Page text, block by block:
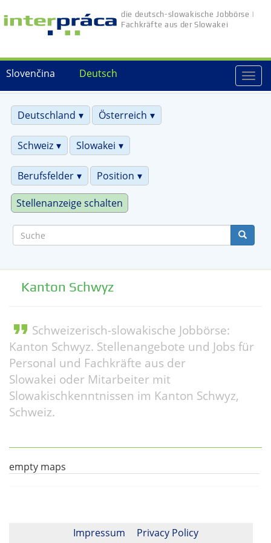
Direkt
zum
Deutsch
Slovenčina
die deutsch-slowakische Jobbörse |
Fachkräfte aus der Slowakei
Deutschland
Österreich
Schweiz Slowakei
Berufsfelder Position
Stellenanzeige schalten
Kanton Schwyz
format_quote Schweizerisch-slowakische Jobbörse:
Kanton Schwyz. Stellenangebote und Jobs für
Personal und Fachkräfte aus der
Slowakei oder Mitarbeiter mit
Slowakischkenntnissen im Kanton Schwyz,
Schweiz.
empty maps
Impressum
Privacy Policy